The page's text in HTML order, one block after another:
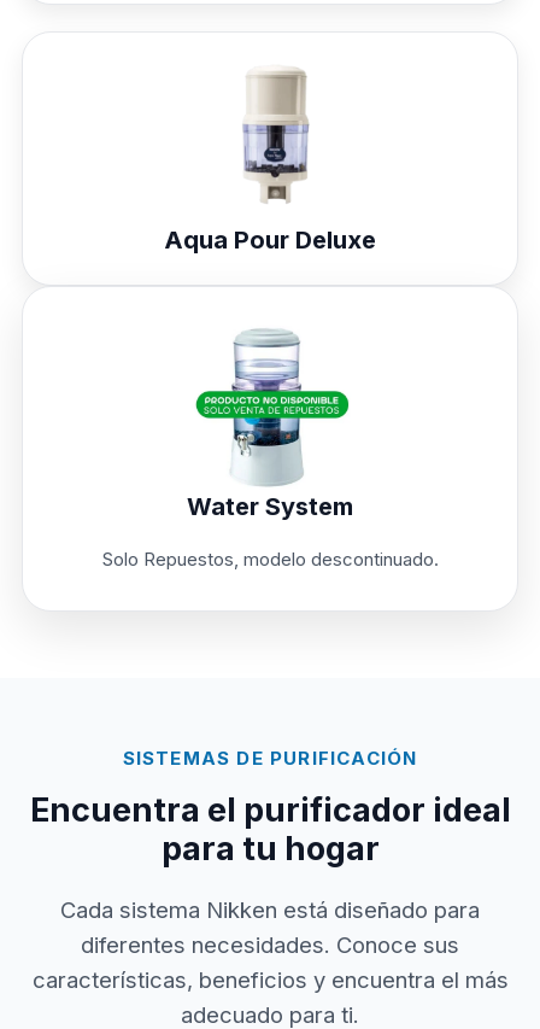
Aqua Pour Deluxe
Water System
Solo Repuestos, modelo descontinuado.
SISTEMAS DE PURIFICACIÓN
Encuentra el purificador ideal
para tu hogar
Cada sistema Nikken está diseñado para
diferentes necesidades. Conoce sus
características, beneficios y encuentra el más
adecuado para ti.